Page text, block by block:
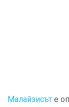
Малайзисът е